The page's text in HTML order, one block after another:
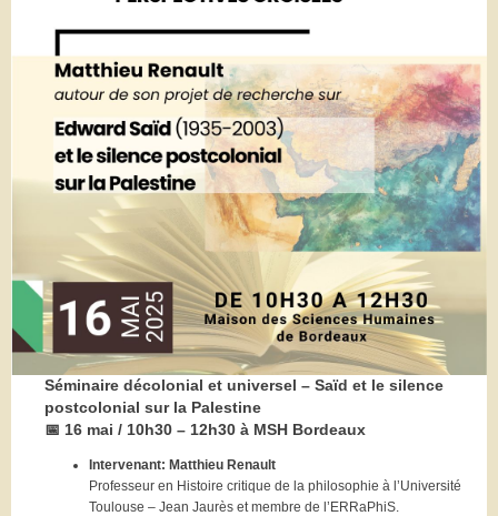
Séminaire décolonial et universel – Saïd et le silence
postcolonial sur la Palestine
📅 16 mai / 10h30 – 12h30 à MSH Bordeaux
Intervenant: Matthieu Renault
Professeur en Histoire critique de la philosophie à l’Université
Toulouse – Jean Jaurès et membre de l’ERRaPhiS.